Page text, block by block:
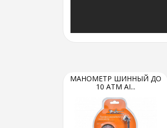
МАНОМЕТР ШИННЫЙ ДО
10 АТМ AI...